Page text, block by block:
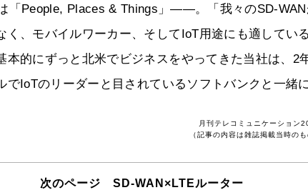
「People, Places & Things」――。「我々のSD-
く、モバイルワーカー、そしてIoT用途にも適してい
本的にずっと北米でビジネスをやってきた当社は、2
IoTのリーダーと目されているソフトバンクと一緒
月刊テレコミュニケーション
（記事の内容は雑誌掲載当時の
次のページ SD-WAN×LTEルーター